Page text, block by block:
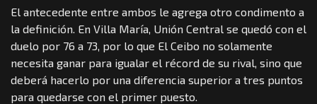
El antecedente entre ambos le agrega otro condimento a
la definición. En Villa María, Unión Central se quedó con el
duelo por 76 a 73, por lo que El Ceibo no solamente
necesita ganar para igualar el récord de su rival, sino que
deberá hacerlo por una diferencia superior a tres puntos
para quedarse con el primer puesto.